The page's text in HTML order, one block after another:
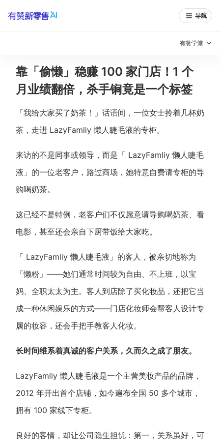
导航
有赞学堂
有赞说增长
私域日历 增长方法
有赞说案例拆解 有赞专家说
有赞春季发布会
新零售大会 新零售茶会
新零售私享会 门店经营增长公开课
AllValue 战略合作
增长产品指南
产品更新动态 帮助中心
行业洞察
新零售资讯
培训课程
私域课程 新零售内参
靠「偷懒」稳赚 100 家门店！1 个
月业绩翻倍，杀手锏竟是一个标签
「我给大家买了奶茶！」话语间，一位女士拎着几杯奶
茶，走进 LazyFamliy 懒人睫毛液的专柜。
来访的不是同事或领导，而是「 LazyFamliy 懒人睫毛
液」的一位老客户，路过商场，她特意自费请专柜的导
购喝奶茶。
这已经不是特例，老客户们不仅愿意请导购喝奶茶、看
电影，甚至还会亲自下厨带饭给大家吃。
「 LazyFamliy 懒人睫毛液」的客人，被亲切地称为
「懒粉」——她们通常时间较为自由、不上班，以宝
妈、全职太太为主。客人到店除了买化妆品，还把它当
成一种休闲娱乐的方式——门店化妆师会帮客人设计专
属的妆容，还会手把手教客人化妆。
长时间维系着真诚的客户关系，久而久之成了朋友。
LazyFamliy 懒人睫毛液是一个主营美妆产品的品牌，
2012 年开出首个店铺，如今遍布全国 50 多个城市，
拥有 100 家线下专柜。
良好的客情，却让公司隐生担忧：第一，关系虽好，可